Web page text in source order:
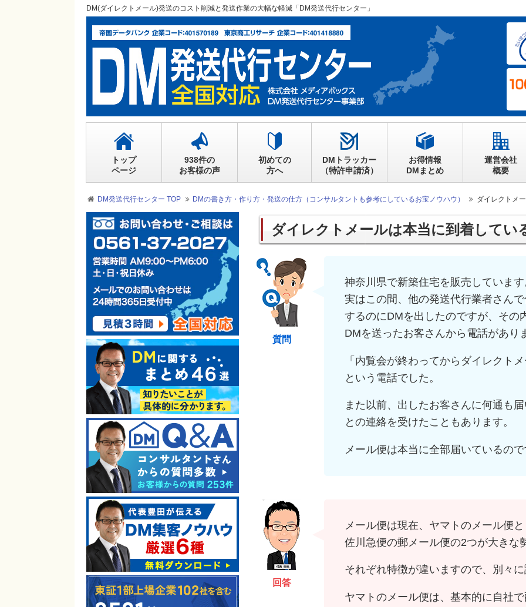
DM発送代行センター TOP DMの書き方・作り方・発送の仕方（コンサルタントも参考にしているお宝ノウハウ） ダイレクトメ
ダイレクトメールは本当に到着してい
質問
神奈川県で新築住宅を販売しています
実はこの間、他の発送代行業者さん
するのにDMを出したのですが、その
DMを送ったお客さんから電話があり
「内覧会が終わってからダイレクト
という電話でした。
また以前、出したお客さんに何通も
との連絡を受けたこともあります。
メール便は本当に全部届いているので
回答
メール便は現在、ヤマトのメール便と
佐川急便の郵メール便の2つが大きな
それぞれ特徴が違いますので、別々に
ヤマトのメール便は、基本的に自社で
DM(ダイレクトメール)発送のコスト削減と発送作業の大幅な軽減「DM発送代行センター」
トップ
ページ
938件の
お客様の声
初めての
方へ
DMトラッカー
（特許申請済）
お得情報
DMまとめ
運営会社
概要